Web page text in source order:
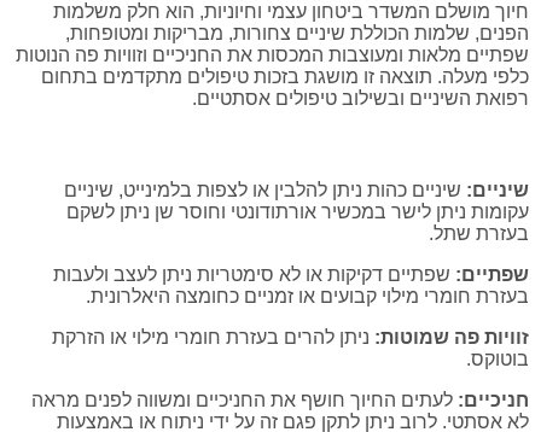
חיוך מושלם המשדר ביטחון עצמי וחיוניות, הוא חלק משלמות
הפנים, שלמות הכוללת שיניים צחורות, מבריקות ומטופחות,
שפתיים מלאות ומעוצבות המכסות את החניכיים וזוויות פה הנוטות
כלפי מעלה. תוצאה זו מושגת בזכות טיפולים מתקדמים בתחום
רפואת השיניים ובשילוב טיפולים אסתטיים.
שיניים: שיניים כהות ניתן להלבין או לצפות בלמינייט, שיניים
עקומות ניתן לישר במכשיר אורתודונטי וחוסר שן ניתן לשקם
בעזרת שתל.
שפתיים: שפתיים דקיקות או לא סימטריות ניתן לעצב ולעבות
בעזרת חומרי מילוי קבועים או זמניים כחומצה היאלרונית.
זוויות פה שמוטות: ניתן להרים בעזרת חומרי מילוי או הזרקת
בוטוקס.
חניכיים: לעתים החיוך חושף את החניכיים ומשווה לפנים מראה
לא אסתטי. לרוב ניתן לתקן פגם זה על ידי ניתוח או באמצעות